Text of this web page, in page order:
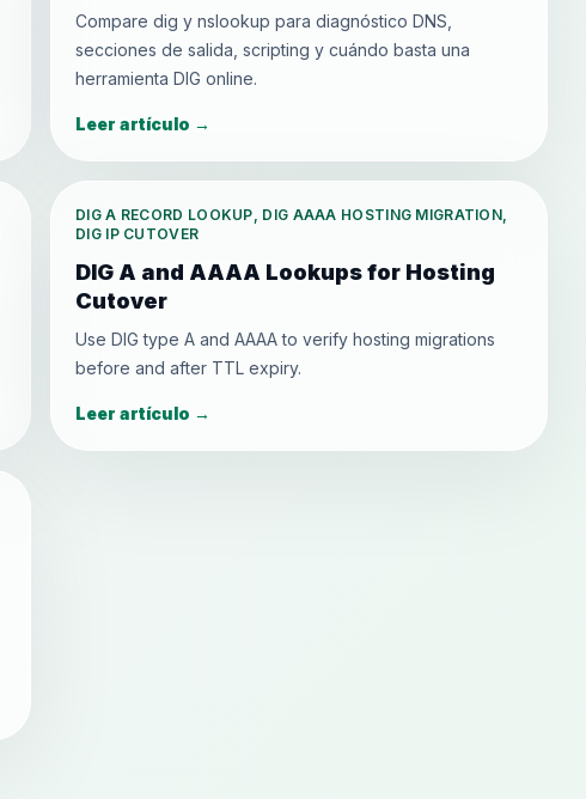
Compare dig y nslookup para diagnóstico DNS,
secciones de salida, scripting y cuándo basta una
herramienta DIG online.
Leer artículo →
DIG A RECORD LOOKUP, DIG AAAA HOSTING MIGRATION,
DIG IP CUTOVER
DIG A and AAAA Lookups for Hosting
Cutover
Use DIG type A and AAAA to verify hosting migrations
before and after TTL expiry.
Leer artículo →